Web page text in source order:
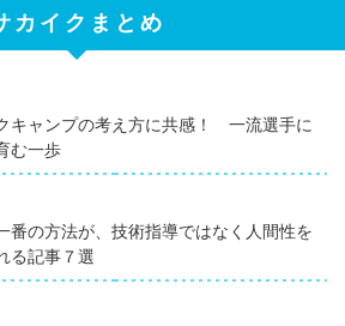
カイクまとめ
キャンプの考え方に共感！ 一流選手に
む一歩
番の方法が、技術指導ではなく人間性を
る記事７選